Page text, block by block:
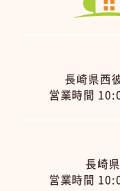
長崎県西
営業時間
長崎
営業時間